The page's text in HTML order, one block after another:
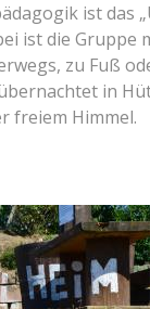
ist das
ist die Gruppe
zu Fuß
in
freiem Himmel.